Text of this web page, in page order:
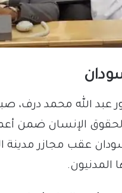
عبد الله محمد درف،
عقب مجازر مدينة
المدنيون.